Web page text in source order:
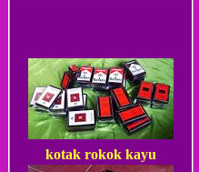
Kancing
kotak rokok kayu